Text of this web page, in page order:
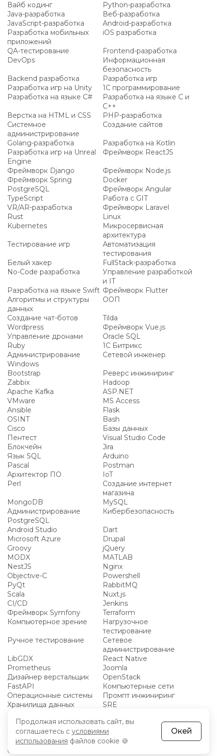
Вайб кодинг
Python-разработка
Java-разработка
Веб-разработка
JavaScript-разработка
Android-разработка
Разработка мобильных
приложений
iOS разработка
QA-тестирование
Frontend-разработка
DevOps
Информационная
безопасность
Backend разработка
Разработка игр
Разработка игр на Unity
1C программирование
Разработка на языке C#
Разработка на языке C и
C++
Верстка на HTML и CSS
PHP-разработка
Системное
администрирование
Создание сайтов
Golang-разработка
Разработка на Kotlin
Разработка игр на Unreal
Engine
Фреймворк ReactJS
Фреймворк Django
Фреймворк Node.js
Фреймворк Spring
Docker
PostgreSQL
Фреймворк Angular
TypeScript
Работа с GIT
VR/AR-разработка
Фреймворк Laravel
Rust
Linux
Kubernetes
Микросервисная
архитектура
Тестирование игр
Автоматизация
тестирования
Белый хакер
FullStack-разработка
No-Code разработка
Управление разработкой
и IT
Разработка на языке Swift Фреймворк Flutter
Алгоритмы и структуры
данных
ООП
Создание чат-ботов
Tilda
Wordpress
Фреймворк Vue.js
Управление дронами
Oracle SQL
Ruby
1С Битрикс
Администрирование
Windows
Сетевой инженер
Bootstrap
Реверс инжиниринг
Zabbix
Hadoop
Apache Kafka
ASP.NET
VMware
MS Access
Ansible
Flask
OSINT
Bash
Cisco
Базы данных
Пентест
Visual Studio Code
Блокчейн
Jira
Язык SQL
Arduino
Pascal
Postman
Архитектор ПО
IoT
Perl
Создание интернет
магазина
MongoDB
MySQL
Администрирование
PostgreSQL
Кибербезопасность
Android Studio
Dart
Microsoft Azure
Drupal
Groovy
jQuery
MODX
MATLAB
NestJS
Nginx
Objective-C
Powershell
PyQt
RabbitMQ
Scala
Nuxt.js
CI/CD
Jenkins
Фреймворк Symfony
Terraform
Компьютерное зрение
Нагрузочное
тестирование
Ручное тестирование
Сетевое
администрирование
LibGDX
React Native
Prometheus
Joomla
Дизайнер верстальщик
OpenStack
FastAPI
Компьютерные сети
Операционные системы
Промпт инжиниринг
Хранилища данных
SRE
GitLab
Elasticsearch
QGIS
XML
UML
CentOS
Bubble
Godot
Продолжая использовать сайт, вы
соглашаетесь с условиями
использования файлов cookie 🍪
Окей